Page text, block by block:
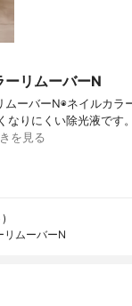
ーリムーバーN
ムーバーN◉ネイルカラ
なりにくい除光液で
を見る
)
リムーバーN